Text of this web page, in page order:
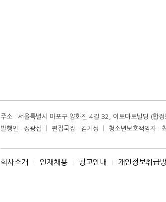
주소 : 서울특별시 마포구 양화진 4길 32, 이토마토빌딩 (
발행인 : 정광섭 ㅣ 편집국장 : 김기성 ㅣ 청소년보호책임
회사소개 I 인재채용 I 광고안내 I 개인정보취급